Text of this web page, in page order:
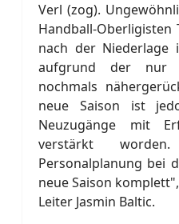
Verl (zog).
Handball-Oberligisten
nach der Niederlage
aufgrund der nur
nochmals
neue Saison ist
Neuzugänge mit
verstärkt
Personalplanung bei
neue Saison
Leiter Jasmin Baltic.